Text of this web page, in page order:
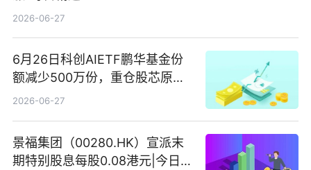
2026-06-27
6月26日科创AIETF鹏华基金份
额减少500万份，重仓股芯原股
份、寒武纪、澜起科技 观速讯
2026-06-27
景福集团（00280.HK）宣派末
期特别股息每股0.08港元|今日快